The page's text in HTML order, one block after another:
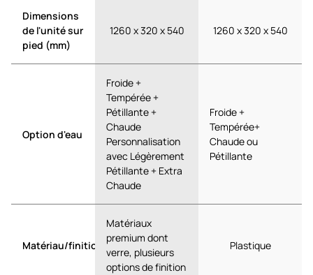
Dimensions
de l'unité sur
pied (mm)
1260 x 320 x 540 1260 x 320 x 540
Option d'eau
Froide +
Tempérée +
Pétillante +
Chaude
Personnalisation
avec Légèrement
Pétillante + Extra
Chaude
Froide +
Tempérée+
Chaude ou
Pétillante
Matériau/finition
Matériaux
premium dont
verre, plusieurs
options de finition
Plastique